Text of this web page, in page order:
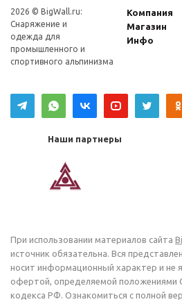
2026 © BigWall.ru:
Снаряжение и
одежда для
промышленного и
спортивного альпинизма
Компания
Магазин
Инфо
Наши партнеры
При использовании материалов сайта
источник обязательна. Вся
носит информационный характер и не
офертой, определяемой положениями
кодекса РФ. Ознакомиться с полной